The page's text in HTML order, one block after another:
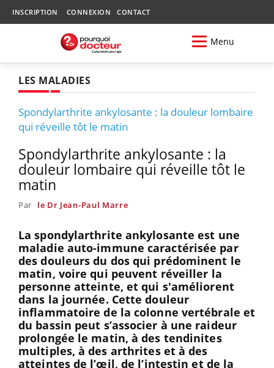
INSCRIPTION CONNEXION CONTACT
Menu
LES MALADIES
Spondylarthrite ankylosante : la douleur lombaire
qui réveille tôt le matin
Spondylarthrite ankylosante : la
douleur lombaire qui réveille tôt le
matin
Par le Dr Jean-Paul Marre
La spondylarthrite ankylosante est une
maladie auto-immune caractérisée par
des douleurs du dos qui prédominent le
matin, voire qui peuvent réveiller la
personne atteinte, et qui s'améliorent
dans la journée. Cette douleur
inflammatoire de la colonne vertébrale et
du bassin peut s’associer à une raideur
prolongée le matin, à des tendinites
multiples, à des arthrites et à des
atteintes de l’œil, de l’intestin et de la